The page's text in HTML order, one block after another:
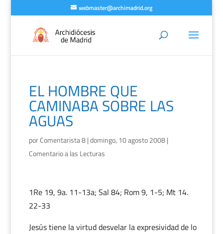
webmaster@archimadrid.org
EL HOMBRE QUE
CAMINABA SOBRE LAS
AGUAS
porComentarista 8|domingo, 10 agosto 2008|
Comentario a las Lecturas
1Re 19, 9a. 11-13a; Sal 84; Rom 9, 1-5; Mt 14.
22-33
Jesús tiene la virtud desvelar la expresividad de lo